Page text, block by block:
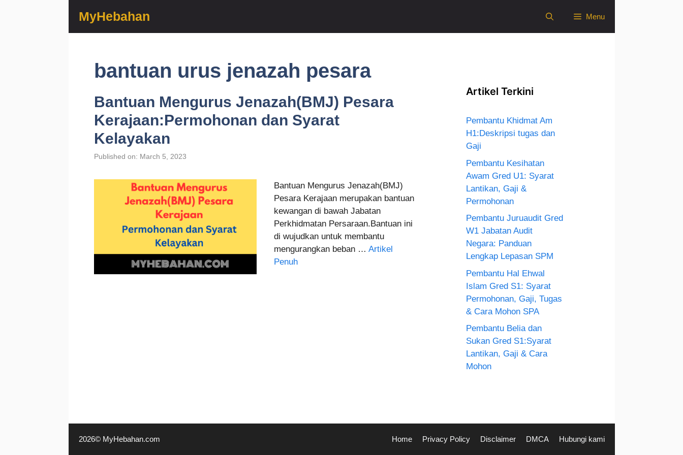
MyHebahan Menu
bantuan urus jenazah pesara
Bantuan Mengurus Jenazah(BMJ) Pesara
Kerajaan:Permohonan dan Syarat
Kelayakan
Published on: March 5, 2023
Bantuan Mengurus Jenazah(BMJ)
Pesara Kerajaan merupakan bantuan
kewangan di bawah Jabatan
Perkhidmatan Persaraan.Bantuan ini
di wujudkan untuk membantu
mengurangkan beban … Artikel
Penuh
Artikel Terkini
Pembantu Khidmat Am
H1:Deskripsi tugas dan
Gaji
Pembantu Kesihatan
Awam Gred U1: Syarat
Lantikan, Gaji &
Permohonan
Pembantu Juruaudit Gred
W1 Jabatan Audit
Negara: Panduan
Lengkap Lepasan SPM
Pembantu Hal Ehwal
Islam Gred S1: Syarat
Permohonan, Gaji, Tugas
& Cara Mohon SPA
Pembantu Belia dan
Sukan Gred S1:Syarat
Lantikan, Gaji & Cara
Mohon
Home Privacy Policy Disclaimer DMCA Hubungi kami
2026© MyHebahan.com